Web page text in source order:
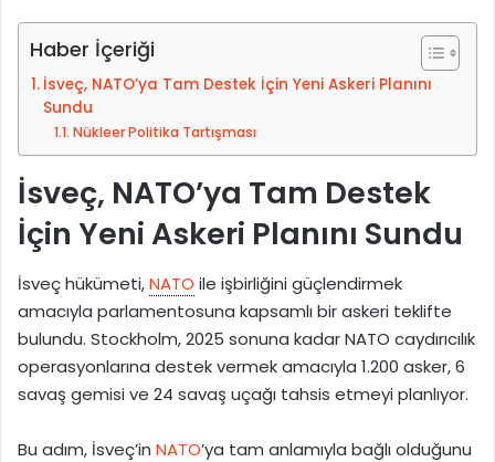
o
g
ö
d
e
m
Haber İçeriği
İsveç, NATO’ya Tam Destek İçin Yeni Askeri Planını
Sundu
Nükleer Politika Tartışması
İsveç, NATO’ya Tam Destek
İçin Yeni Askeri Planını Sundu
İsveç hükümeti,NATO ile işbirliğini güçlendirmek
amacıyla parlamentosuna kapsamlı bir askeri teklifte
bulundu. Stockholm, 2025 sonuna kadar NATO caydırıcılık
operasyonlarına destek vermek amacıyla 1.200 asker, 6
savaş gemisi ve 24 savaş uçağı tahsis etmeyi planlıyor.
Bu adım, İsveç’in NATO’ya tam anlamıyla bağlı olduğunu